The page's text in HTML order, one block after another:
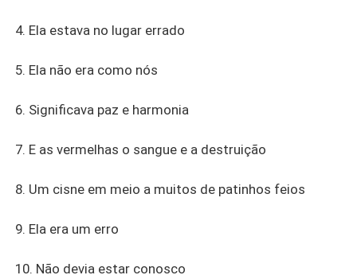
4. Ela estava no lugar errado
5. Ela não era como nós
6. Significava paz e harmonia
7. E as vermelhas o sangue e a destruição
8. Um cisne em meio a muitos de patinhos feios
9. Ela era um erro
10. Não devia estar conosco